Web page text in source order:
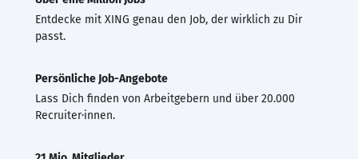
Entdecke mit XING genau den Job, der wirklich zu Dir
passt.
Persönliche Job-Angebote
Lass Dich finden von Arbeitgebern und über 20.000
Recruiter·innen.